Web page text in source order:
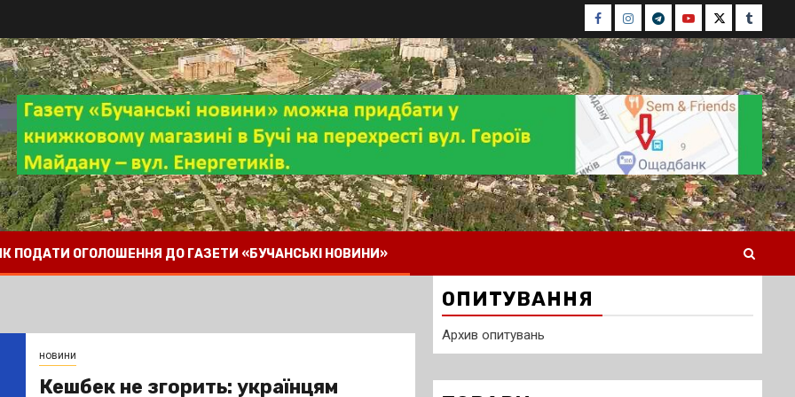
Facebook
Instagram
TelegramYoutubeTwitterTumblr
ПОДАТИ ОГОЛОШЕННЯ ДО ГАЗЕТИ «БУЧАНСЬКІ НОВИНИ»
новини
Кешбек не згорить: українцям
ОПИТУВАННЯ
Архив опитувань